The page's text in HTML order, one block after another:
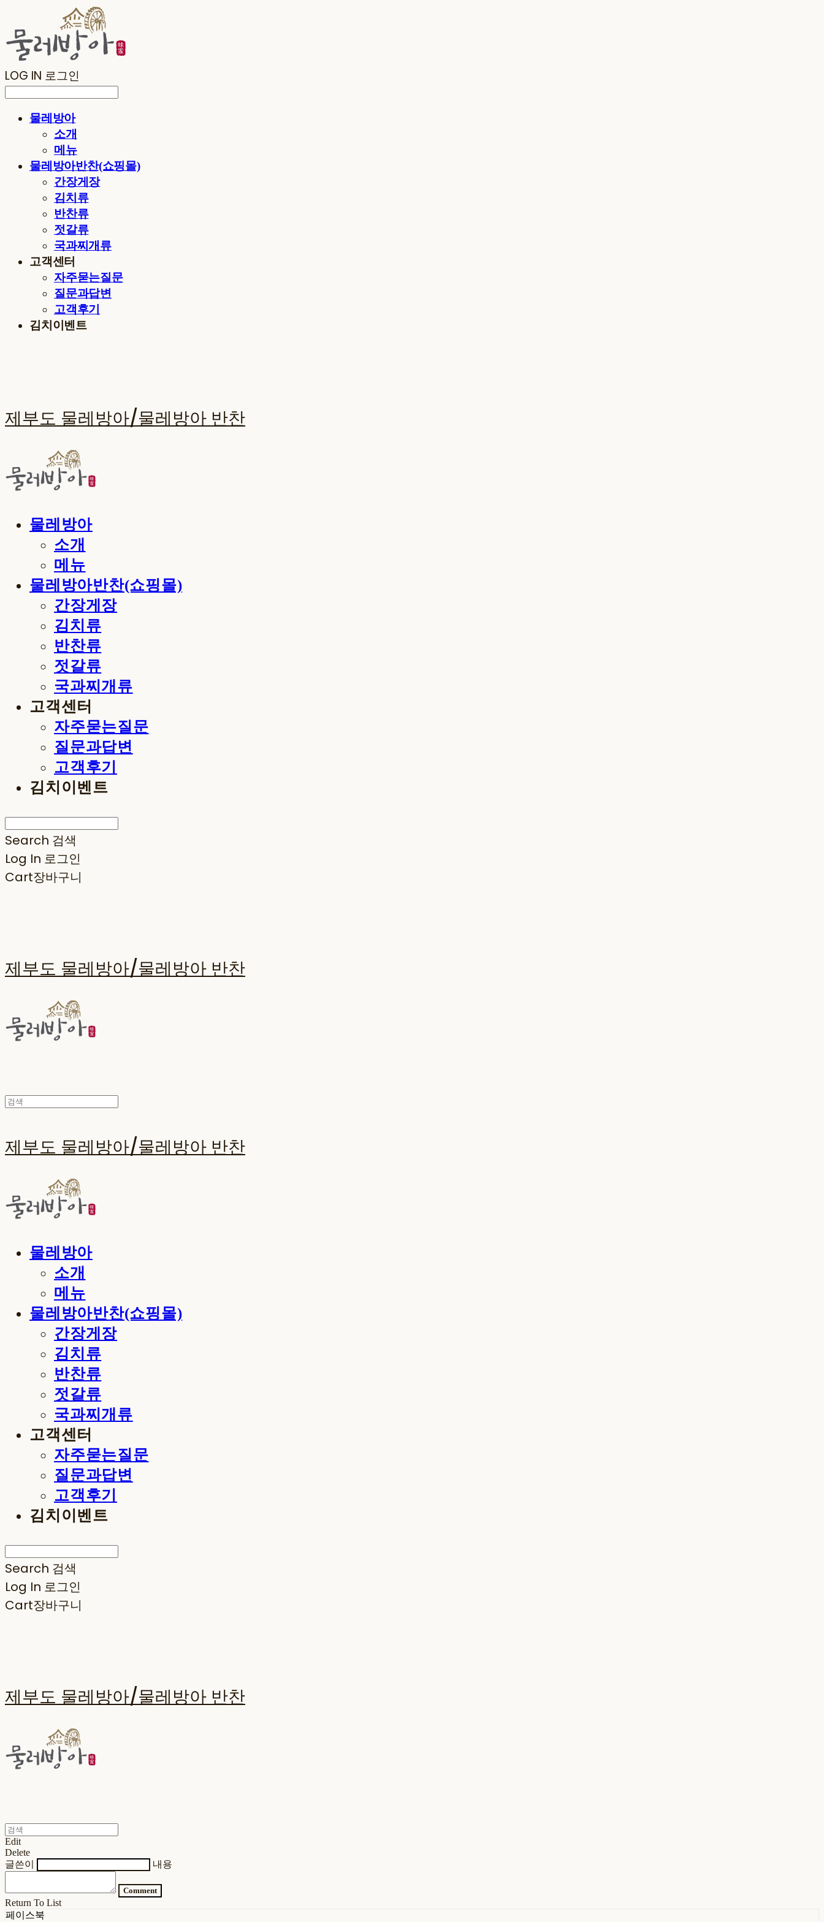
LOG IN 로그인
물레방아
소개
메뉴
물레방아반찬(쇼핑몰)
간장게장
김치류
반찬류
젓갈류
국과찌개류
고객센터
자주묻는질문
질문과답변
고객후기
김치이벤트
제부도 물레방아/물레방아 반찬
물레방아
소개
메뉴
물레방아반찬(쇼핑몰)
간장게장
김치류
반찬류
젓갈류
국과찌개류
고객센터
자주묻는질문
질문과답변
고객후기
김치이벤트
Search 검색
Log In 로그인
Cart장바구니
제부도 물레방아/물레방아 반찬
제부도 물레방아/물레방아 반찬
물레방아
소개
메뉴
물레방아반찬(쇼핑몰)
간장게장
김치류
반찬류
젓갈류
국과찌개류
고객센터
자주묻는질문
질문과답변
고객후기
김치이벤트
Search 검색
Log In 로그인
Cart장바구니
제부도 물레방아/물레방아 반찬
Edit
Delete
글쓴이
내용
Comment
Return To List
페이스북